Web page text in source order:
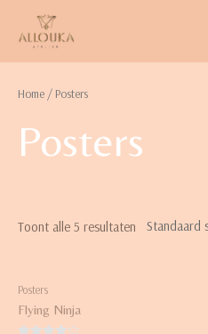
Home / Posters
Posters
Toont alle 5 resultaten
Posters
Flying Ninja